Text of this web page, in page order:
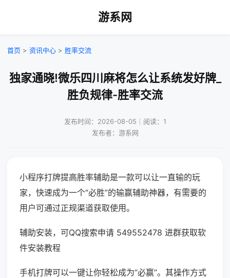
游系网
首页 > 资讯中心 > 胜率交流
独家通晓!微乐四川麻将怎么让系统发好牌_
胜负规律-胜率交流
发布时间：2026-08-05｜阅读：1
发布者：游系网
小程序打牌提高胜率辅助是一款可以让一直输的玩
家，快速成为一个“必胜”的输赢辅助神器，有需要的
用户可通过正规渠道获取使用。
辅助安装，可QQ搜索申请 549552478 进群获取软
件安装教程
手机打牌可以一键让你轻松成为“必赢”。其操作方式